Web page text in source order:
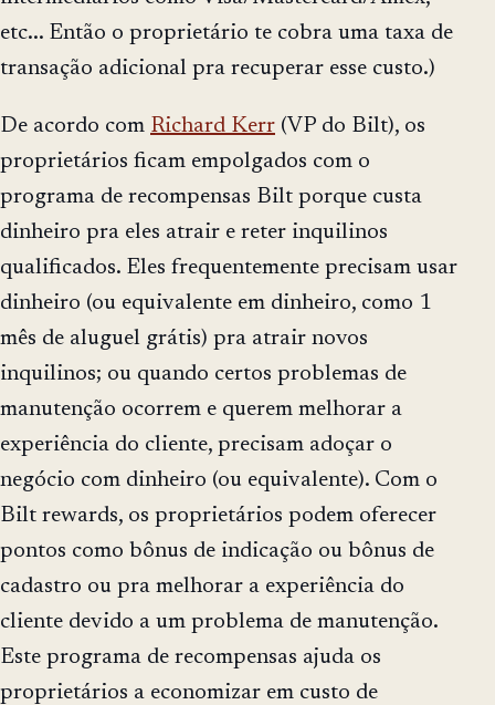
etc... Então o proprietário te cobra uma taxa de
transação adicional pra recuperar esse custo.)
De acordo com Richard Kerr (VP do Bilt), os
proprietários ficam empolgados com o
programa de recompensas Bilt porque custa
dinheiro pra eles atrair e reter inquilinos
qualificados. Eles frequentemente precisam usar
dinheiro (ou equivalente em dinheiro, como 1
mês de aluguel grátis) pra atrair novos
inquilinos; ou quando certos problemas de
manutenção ocorrem e querem melhorar a
experiência do cliente, precisam adoçar o
negócio com dinheiro (ou equivalente). Com o
Bilt rewards, os proprietários podem oferecer
pontos como bônus de indicação ou bônus de
cadastro ou pra melhorar a experiência do
cliente devido a um problema de manutenção.
Este programa de recompensas ajuda os
proprietários a economizar em custo de